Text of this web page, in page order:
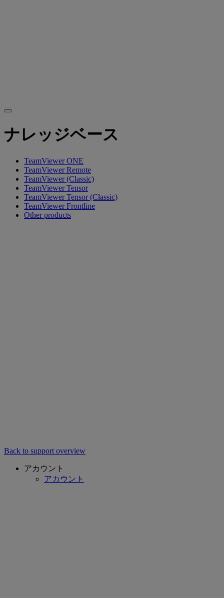
ナレッジベース
TeamViewer ONE
TeamViewer Remote
TeamViewer (Classic)
TeamViewer Tensor
TeamViewer Tensor (Classic)
TeamViewer Frontline
Other products
Back to support overview
アカウント
アカウント